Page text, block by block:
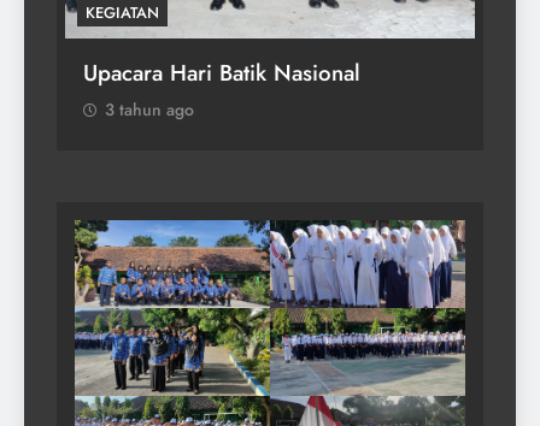
KEGIATAN
Upacara Hari Kesaktian Pancasila
3 tahun ago